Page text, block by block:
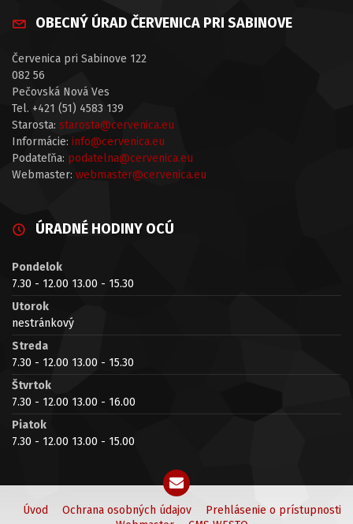
OBECNÝ ÚRAD ČERVENICA PRI SABINOVE
Červenica pri Sabinove 122
082 56
Pečovská Nová Ves
Tel. +421 (51) 4583 139
Starosta: starosta@cervenica.eu
Informácie: info@cervenica.eu
Podateľňa: podatelna@cervenica.eu
Webmaster: webmaster@cervenica.eu
ÚRADNÉ HODINY OCÚ
Pondelok
7.30 - 12.00 13.00 - 15.30
Utorok
nestránkový
Streda
7.30 - 12.00 13.00 - 15.30
Štvrtok
7.30 - 12.00 13.00 - 16.00
Piatok
7.30 - 12.00 13.00 - 15.00
Úvod Ochrana osobných údajov
Prehlásenie o prístupnosti